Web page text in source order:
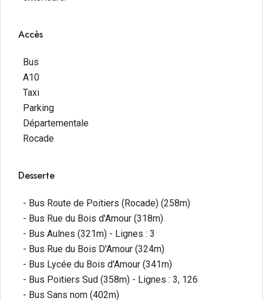
Accès
Bus
A10
Taxi
Parking
Départementale
Rocade
Desserte
- Bus Route de Poitiers (Rocade) (258m)
- Bus Rue du Bois d'Amour (318m)
- Bus Aulnes (321m) - Lignes : 3
- Bus Rue du Bois D'Amour (324m)
- Bus Lycée du Bois d'Amour (341m)
- Bus Poitiers Sud (358m) - Lignes : 3, 126
- Bus Sans nom (402m)